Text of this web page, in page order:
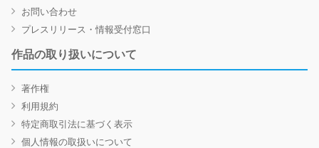
お問い合わせ
プレスリリース・情報受付窓口
作品の取り扱いについて
著作権
利用規約
特定商取引法に基づく表示
個人情報の取扱いについて